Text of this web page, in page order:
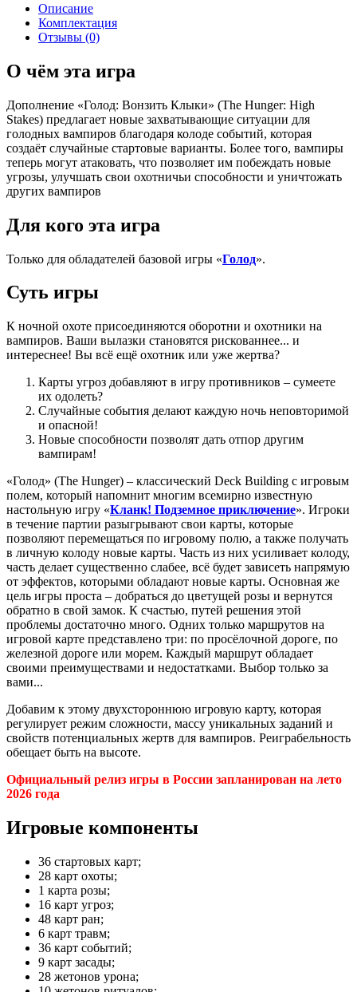
Описание
Комплектация
Отзывы (0)
О чём эта игра
Дополнение «Голод: Вонзить Клыки» (The Hunger: High
Stakes) предлагает новые захватывающие ситуации для
голодных вампиров благодаря колоде событий, которая
создаёт случайные стартовые варианты. Более того, вампиры
теперь могут атаковать, что позволяет им побеждать новые
угрозы, улучшать свои охотничьи способности и уничтожать
других вампиров
Для кого эта игра
Только для обладателей базовой игры «Голод».
Суть игры
К ночной охоте присоединяются оборотни и охотники на
вампиров. Ваши вылазки становятся рискованнее... и
интереснее! Вы всё ещё охотник или уже жертва?
Карты угроз добавляют в игру противников – сумеете
их одолеть?
Случайные события делают каждую ночь неповторимой
и опасной!
Новые способности позволят дать отпор другим
вампирам!
«Голод» (The Hunger) – классический Deck Building с игровым
полем, который напомнит многим всемирно известную
настольную игру «Кланк! Подземное приключение». Игроки
в течение партии разыгрывают свои карты, которые
позволяют перемещаться по игровому полю, а также получать
в личную колоду новые карты. Часть из них усиливает колоду,
часть делает существенно слабее, всё будет зависеть напрямую
от эффектов, которыми обладают новые карты. Основная же
цель игры проста – добраться до цветущей розы и вернутся
обратно в свой замок. К счастью, путей решения этой
проблемы достаточно много. Одних только маршрутов на
игровой карте представлено три: по просёлочной дороге, по
железной дороге или морем. Каждый маршрут обладает
своими преимуществами и недостатками. Выбор только за
вами...
Добавим к этому двухстороннюю игровую карту, которая
регулирует режим сложности, массу уникальных заданий и
свойств потенциальных жертв для вампиров. Реиграбельность
обещает быть на высоте.
Официальный релиз игры в России запланирован на лето
2026 года
Игровые компоненты
36 стартовых карт;
28 карт охоты;
1 карта розы;
16 карт угроз;
48 карт ран;
6 карт травм;
36 карт событий;
9 карт засады;
28 жетонов урона;